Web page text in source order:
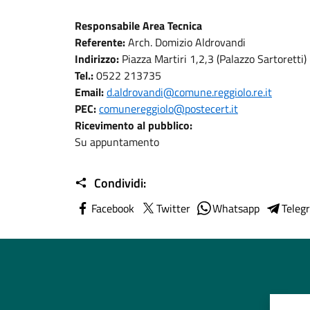
Responsabile Area Tecnica
Referente:Arch. Domizio Aldrovandi
Indirizzo: Piazza Martiri 1,2,3 (Palazzo Sartoretti)
Tel.:0522 213735
Email:d.aldrovandi@comune.reggiolo.re.it
PEC:comunereggiolo@postecert.it
Ricevimento al pubblico:
Su appuntamento
Condividi:
Facebook Twitter Whatsapp